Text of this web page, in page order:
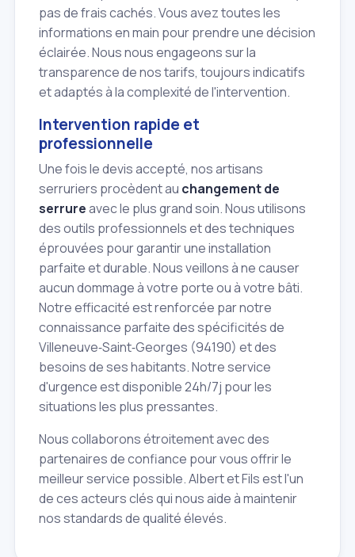
pas de frais cachés. Vous avez toutes les
informations en main pour prendre une décision
éclairée. Nous nous engageons sur la
transparence de nos tarifs, toujours indicatifs
et adaptés à la complexité de l'intervention.
Intervention rapide et
professionnelle
Une fois le devis accepté, nos artisans
serruriers procèdent au changement de
serrureavec le plus grand soin. Nous utilisons
des outils professionnels et des techniques
éprouvées pour garantir une installation
parfaite et durable. Nous veillons à ne causer
aucun dommage à votre porte ou à votre bâti.
Notre efficacité est renforcée par notre
connaissance parfaite des spécificités de
Villeneuve‑Saint‑Georges (94190) et des
besoins de ses habitants. Notre service
d'urgence est disponible 24h/7j pour les
situations les plus pressantes.
Nous collaborons étroitement avec des
partenaires de confiance pour vous offrir le
meilleur service possible. Albert et Fils est l'un
de ces acteurs clés qui nous aide à maintenir
nos standards de qualité élevés.